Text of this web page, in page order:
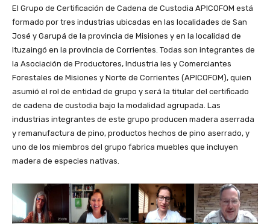
El Grupo de Certificación de Cadena de Custodia APICOFOM está
formado por tres industrias ubicadas en las localidades de San
José y Garupá de la provincia de Misiones y en la localidad de
Ituzaingó en la provincia de Corrientes. Todas son integrantes de
la Asociación de Productores, Industria les y Comerciantes
Forestales de Misiones y Norte de Corrientes (APICOFOM), quien
asumió el rol de entidad de grupo y será la titular del certificado
de cadena de custodia bajo la modalidad agrupada. Las
industrias integrantes de este grupo producen madera aserrada
y remanufactura de pino, productos hechos de pino aserrado, y
uno de los miembros del grupo fabrica muebles que incluyen
madera de especies nativas.